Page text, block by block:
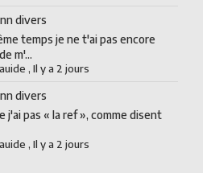
divers
temps je ne t'ai pas encore
m'...
,Il y a 2 jours
divers
j'ai pas « la ref », comme disent
,Il y a 2 jours